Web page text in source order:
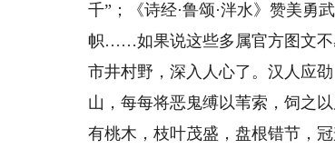
千”；《诗经·鲁颂·泮水》赞美勇
帜……如果说这些多属官方图文不
市井村野，深入人心了。汉人应
山，每每将恶鬼缚以苇索，饲之
有桃木，枝叶茂盛，盘根错节，